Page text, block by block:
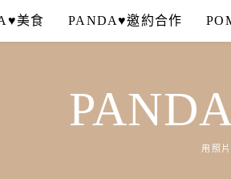
美食 PANDA♥邀約合作
用照